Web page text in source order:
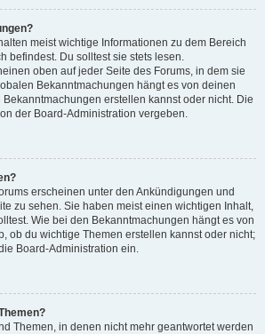
meist wichtige Informationen zu dem Bereich
befindest. Du solltest sie stets lesen.
oben auf jeder Seite des Forums, in dem sie
Bekanntmachungen hängt es von deinen
erstellen kannst oder nicht. Die
der Board-Administration vergeben.
erscheinen unter den Ankündigungen und
zu sehen. Sie haben meist einen wichtigen Inhalt,
Wie bei den Bekanntmachungen hängt es von
ob du wichtige Themen erstellen kannst oder nicht;
Board-Administration ein.
Themen, in denen nicht mehr geantwortet werden